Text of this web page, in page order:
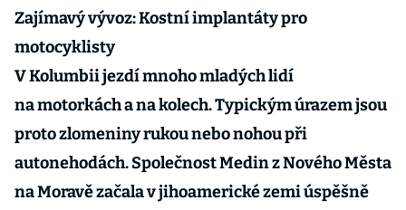
Zajímavý vývoz: Kostní implantáty pro
motocyklisty
V Kolumbii jezdí mnoho mladých lidí
na motorkách a na kolech. Typickým úrazem jsou
proto zlomeniny rukou nebo nohou při
autonehodách. Společnost Medin z Nového Města
na Moravě začala v jihoamerické zemi úspěšně